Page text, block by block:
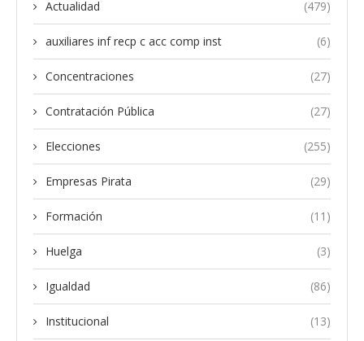
Actualidad (479)
auxiliares inf recp c acc comp inst (6)
Concentraciones (27)
Contratación Pública (27)
Elecciones (255)
Empresas Pirata (29)
Formación (11)
Huelga (3)
Igualdad (86)
Institucional (13)